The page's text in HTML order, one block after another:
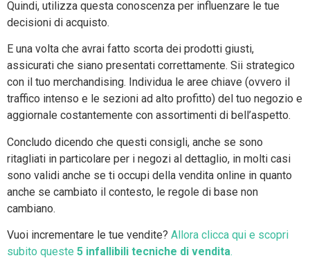
Quindi, utilizza questa conoscenza per influenzare le tue
decisioni di acquisto.
E una volta che avrai fatto scorta dei prodotti giusti,
assicurati che siano presentati correttamente. Sii strategico
con il tuo merchandising. Individua le aree chiave (ovvero il
traffico intenso e le sezioni ad alto profitto) del tuo negozio e
aggiornale costantemente con assortimenti di bell’aspetto.
Concludo dicendo che questi consigli, anche se sono
ritagliati in particolare per i negozi al dettaglio, in molti casi
sono validi anche se ti occupi della vendita online in quanto
anche se cambiato il contesto, le regole di base non
cambiano.
Vuoi incrementare le tue vendite? Allora clicca qui e scopri
subito queste 5 infallibili tecniche di vendita.